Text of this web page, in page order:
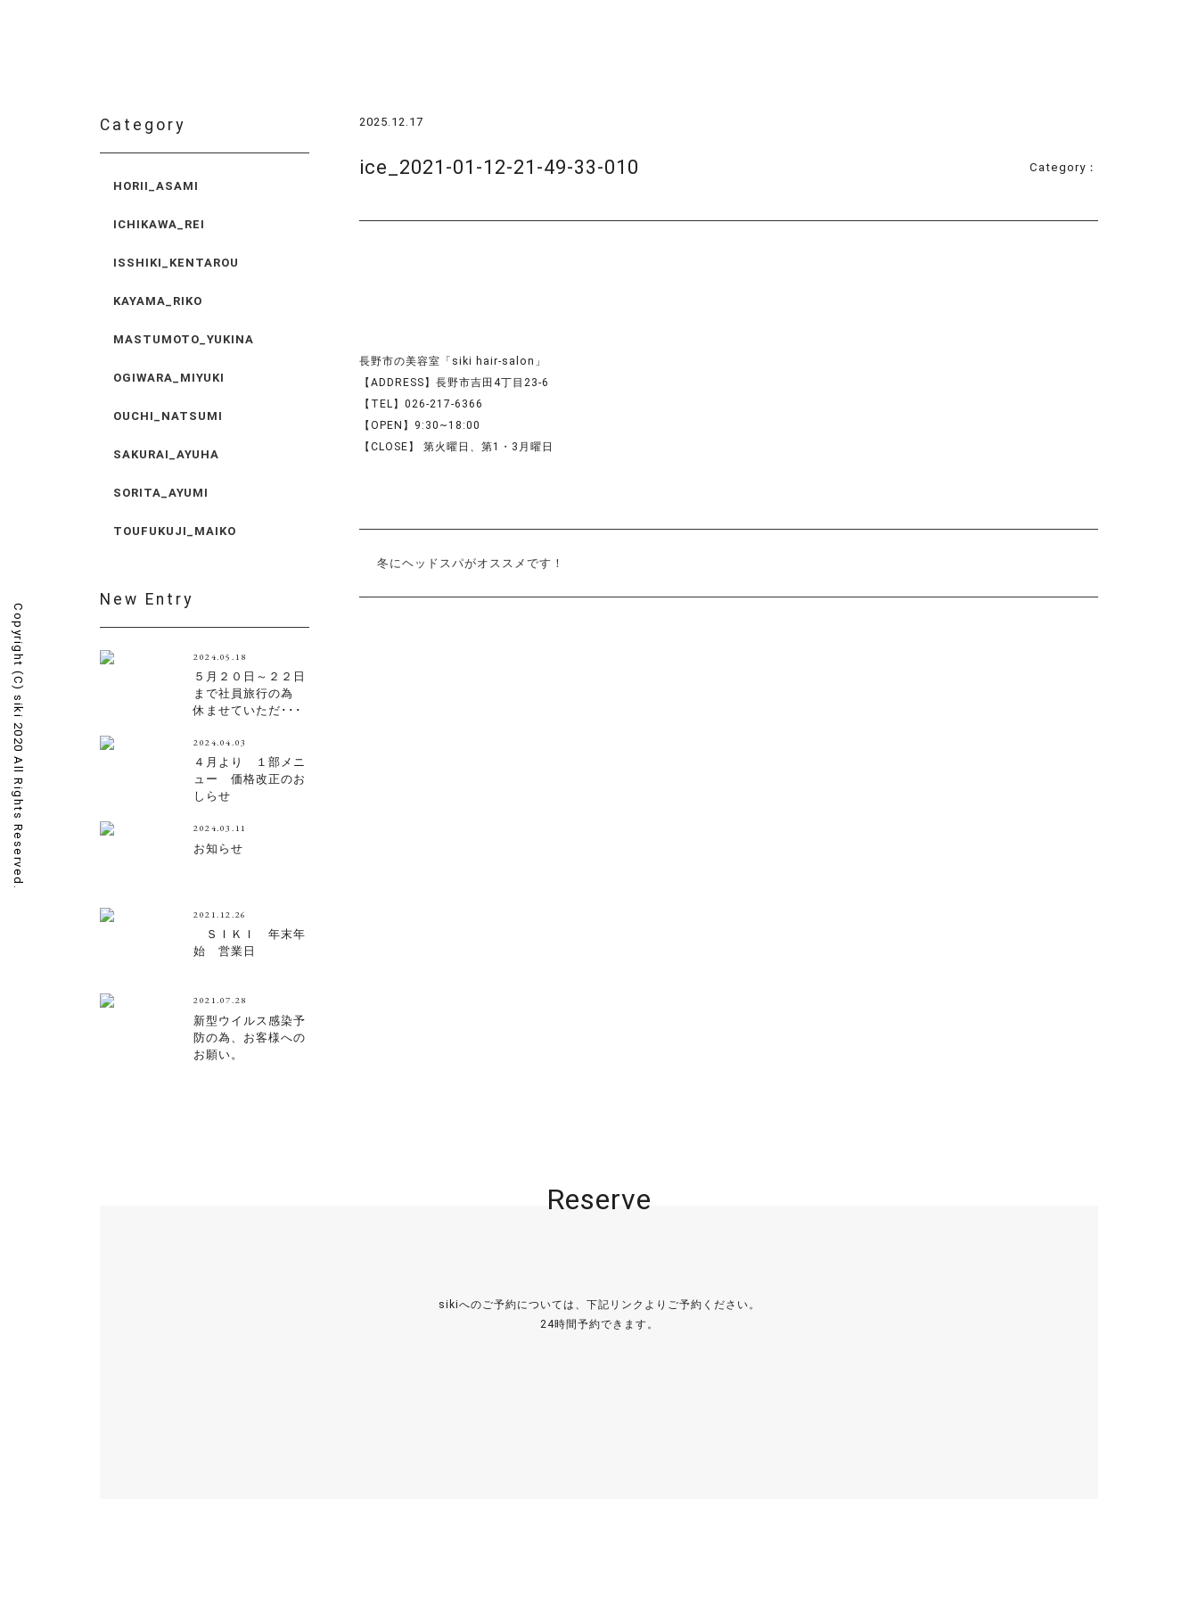
2025.12.17
ice_2021-01-12-21-49-33-010 Category：
長野市の美容室「siki hair-salon」
【ADDRESS】長野市吉田4丁目23-6
【TEL】026-217-6366
【OPEN】9:30~18:00
【CLOSE】 第火曜日、第1・3月曜日
冬にヘッドスパがオススメです！
Category
HORII_ASAMI
ICHIKAWA_REI
ISSHIKI_KENTAROU
KAYAMA_RIKO
MASTUMOTO_YUKINA
OGIWARA_MIYUKI
OUCHI_NATSUMI
SAKURAI_AYUHA
SORITA_AYUMI
TOUFUKUJI_MAIKO
New Entry
2024.05.18
５月２０日～２２日
まで社員旅行の為
休ませていただ･･･
2024.04.03
４月より １部メニ
ュー 価格改正のお
しらせ
2024.03.11
お知らせ
2021.12.26
ＳＩＫＩ 年末年
始 営業日
2021.07.28
新型ウイルス感染予
防の為、お客様への
お願い。
Reserve
sikiへのご予約については、下記リンクよりご予約ください。
24時間予約できます。
Copyright (C)
siki 2020 All Rights Reserved.